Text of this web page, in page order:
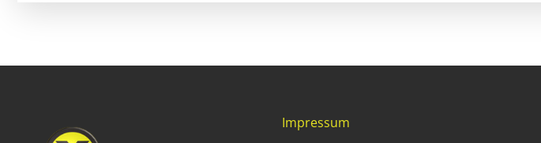
Impressum